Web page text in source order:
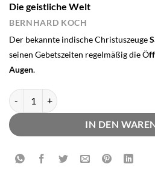
Die geistliche Welt
BERNHARD KOCH
Der bekannte indische Christuszeuge
seinen Gebetszeiten regelmäßig die Ö
Augen.
Die geistliche Welt Menge
IN DEN